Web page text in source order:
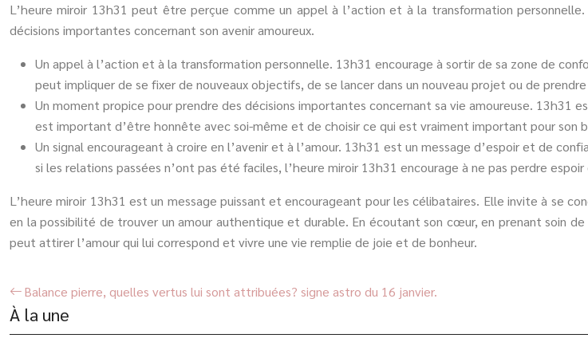
L’heure miroir 13h31 peut être perçue comme un appel à l’action et à la transformation
décisions importantes concernant son avenir amoureux.
Un appel à l’action et à la transformation personnelle. 13h31 encourage à sortir de sa zone de
peut impliquer de se fixer de nouveaux objectifs, de se lancer dans un nouveau projet ou de
Un moment propice pour prendre des décisions importantes concernant sa vie amoureuse. 13h31
est important d’être honnête avec soi-même et de choisir ce qui est vraiment important pour son
Un signal encourageant à croire en l’avenir et à l’amour. 13h31 est un message d’espoir et de
si les relations passées n’ont pas été faciles, l’heure miroir 13h31 encourage à ne pas perdre
L’heure miroir 13h31 est un message puissant et encourageant pour les célibataires. Elle invite à se
en la possibilité de trouver un amour authentique et durable. En écoutant son cœur, en prenant soin
peut attirer l’amour qui lui correspond et vivre une vie remplie de joie et de bonheur.
Balance pierre, quelles vertus lui sont attribuées? signe astro du 16 janvier.
À la une